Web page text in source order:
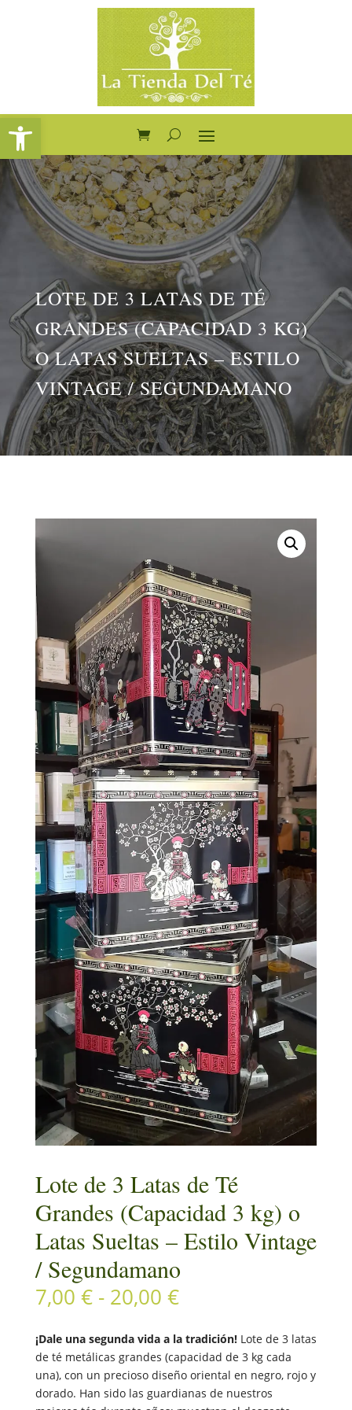
Abrir barra de herramientas
LOTE DE 3 LATAS DE TÉ
GRANDES (CAPACIDAD 3 KG)
O LATAS SUELTAS – ESTILO
VINTAGE / SEGUNDAMANO
Lote de 3 Latas de Té
Grandes (Capacidad 3 kg) o
Latas Sueltas – Estilo Vintage
/ Segundamano
7,00 € - 20,00 €Rango
de
precios:
desde
7,00 €
hasta
20,00 €
¡Dale una segunda vida a la tradición!Lote de 3 latas
de té metálicas grandes (capacidad de 3 kg cada
una), con un precioso diseño oriental en negro, rojo y
dorado. Han sido las guardianas de nuestros